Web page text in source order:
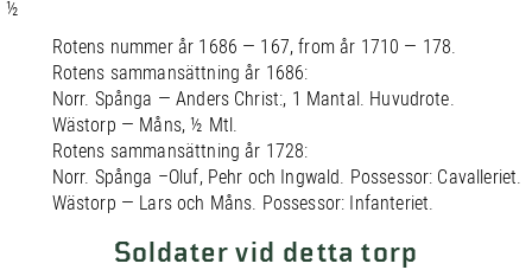
½
Rotens nummer år 1686 — 167, from år 1710 — 178.
Rotens sammansättning år 1686:
Norr. Spånga — Anders Christ:, 1 Mantal. Huvudrote.
Wästorp — Måns, ½ Mtl.
Rotens sammansättning år 1728:
Norr. Spånga –Oluf, Pehr och Ingwald. Possessor: Cavalleriet.
Wästorp — Lars och Måns. Possessor: Infanteriet.
Soldater vid detta torp